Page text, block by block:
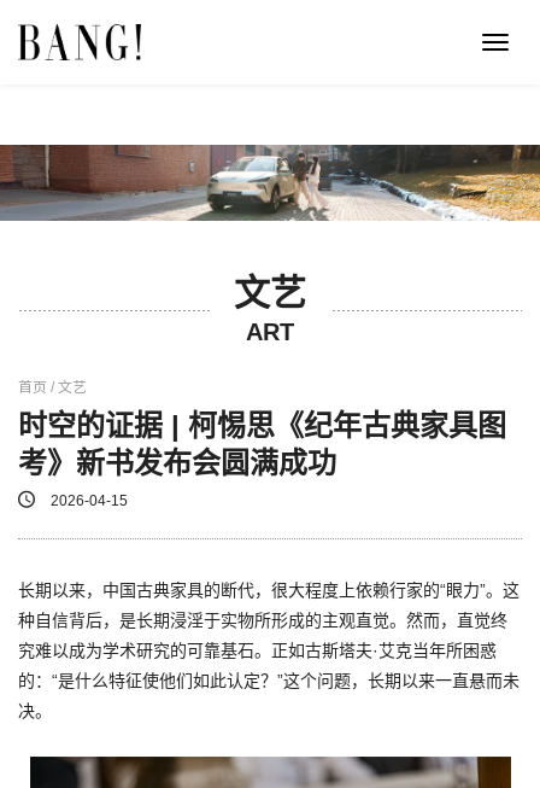
文艺
ART
首页 / 文艺
时空的证据 | 柯惕思《纪年古典家具图
考》新书发布会圆满成功
2026-04-15
长期以来，中国古典家具的断代，很大程度上依赖行家的“眼力”。这
种自信背后，是长期浸淫于实物所形成的主观直觉。然而，直觉终
究难以成为学术研究的可靠基石。正如古斯塔夫·艾克当年所困惑
的：“是什么特征使他们如此认定？”这个问题，长期以来一直悬而未
决。